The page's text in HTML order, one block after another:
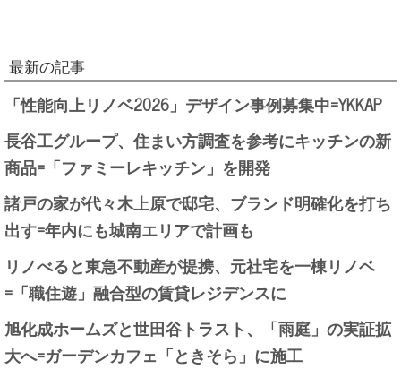
最新の記事
「性能向上リノベ2026」デザイン事例募集中=YKKAP
長谷工グループ、住まい方調査を参考にキッチンの新
商品=「ファミーレキッチン」を開発
諸戸の家が代々木上原で邸宅、ブランド明確化を打ち
出す=年内にも城南エリアで計画も
リノべると東急不動産が提携、元社宅を一棟リノベ
=「職住遊」融合型の賃貸レジデンスに
旭化成ホームズと世田谷トラスト、「雨庭」の実証拡
大へ=ガーデンカフェ「ときそら」に施工